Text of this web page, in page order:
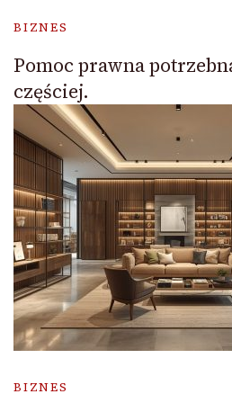
BIZNES
Pomoc prawna
częściej.
BIZNES